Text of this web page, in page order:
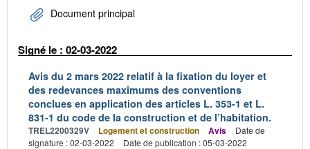
Document principal
Signé le : 02-03-2022
Avis du 2 mars 2022 relatif à la fixation du loyer et
des redevances maximums des conventions
conclues en application des articles L. 353-1 et L.
831-1 du code de la construction et de l’habitation.
TREL2200329V Logement et construction Avis
Date de
signature : 02-03-2022
Date de publication : 05-03-2022